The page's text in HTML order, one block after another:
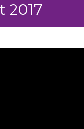
2017